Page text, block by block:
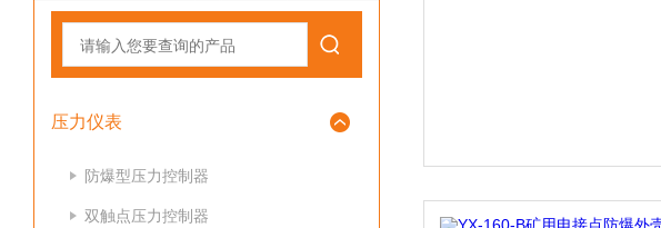
压力仪表
防爆型压力控制器
双触点压力控制器